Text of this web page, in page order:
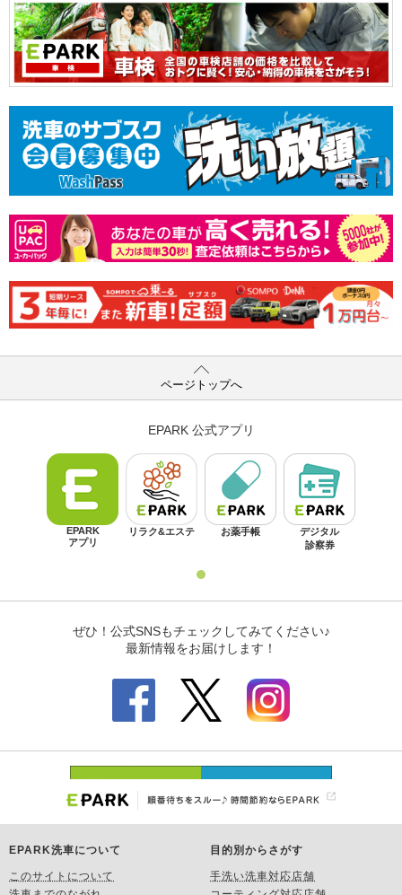
ページトップへ
EPARK洗車について
このサイトについて
目的別からさがす
手洗い洗車対応店舗